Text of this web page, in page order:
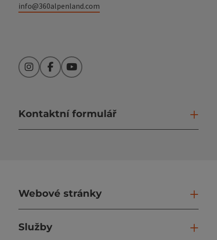
info@360alpenland.com
InstagramFacebookYouTube
Kontaktní formulář
Webové stránky
Služby